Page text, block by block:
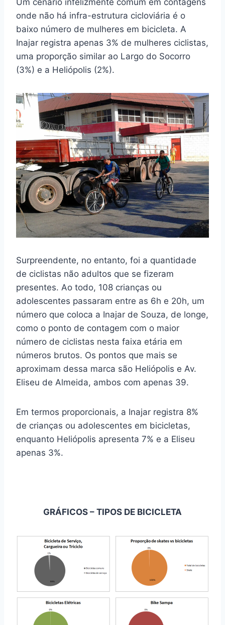
Um cenário infelizmente comum em contagens
onde não há infra-estrutura cicloviária é o
baixo número de mulheres em bicicleta. A
Inajar registra apenas 3% de mulheres ciclistas,
uma proporção similar ao Largo do Socorro
(3%) e a Heliópolis (2%).
Surpreendente, no entanto, foi a quantidade
de ciclistas não adultos que se fizeram
presentes. Ao todo, 108 crianças ou
adolescentes passaram entre as 6h e 20h, um
número que coloca a Inajar de Souza, de longe,
como o ponto de contagem com o maior
número de ciclistas nesta faixa etária em
números brutos. Os pontos que mais se
aproximam dessa marca são Heliópolis e Av.
Eliseu de Almeida, ambos com apenas 39.
Em termos proporcionais, a Inajar registra 8%
de crianças ou adolescentes em bicicletas,
enquanto Heliópolis apresenta 7% e a Eliseu
apenas 3%.
GRÁFICOS – TIPOS DE BICICLETA